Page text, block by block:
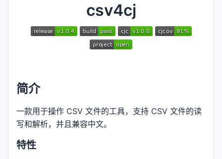
csv4cj
简介
一款用于操作 CSV 文件的工具，支持 CSV 文件的读
写和解析，并且兼容中文。
特性